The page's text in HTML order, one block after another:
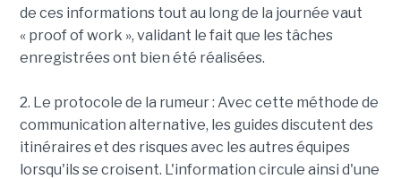
de ces informations tout au long de la journée vaut
« proof of work », validant le fait que les tâches
enregistrées ont bien été réalisées.
2. Le protocole de la rumeur : Avec cette méthode de
communication alternative, les guides discutent des
itinéraires et des risques avec les autres équipes
lorsqu'ils se croisent. L'information circule ainsi d'une